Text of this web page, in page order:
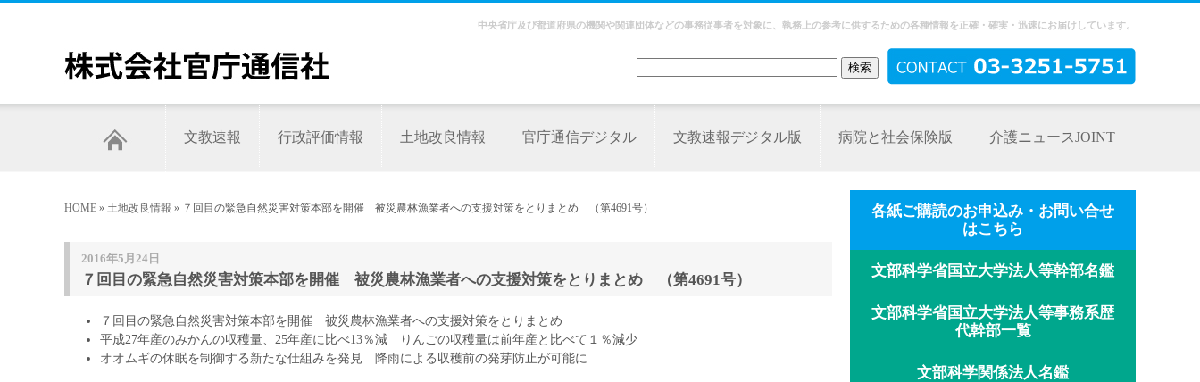
中央省庁及び都道府県の機関や関連団体などの事務従事者を対象に、執務上の参考に供するための各種情報を正確・確実・迅速にお届けしています。
文教速報 行政評価情報 土地改良情報 官庁通信デジタル 文教速報デジタル版 病院と社会保険版 介護ニュースJOINT
HOME » 土地改良情報 » ７回目の緊急自然災害対策本部を開催 被災農林漁業者への支援対策をとりまとめ （第4691号）
2016年5月24日
７回目の緊急自然災害対策本部を開催 被災農林漁業者への支援対策をとりまとめ （第4691号）
７回目の緊急自然災害対策本部を開催 被災農林漁業者への支援対策をとりまとめ
平成27年産のみかんの収穫量、25年産に比べ13％減 りんごの収穫量は前年産と比べて１％減少
オオムギの休眠を制御する新たな仕組みを発見 降雨による収穫前の発芽防止が可能に
各紙ご購読のお申込み・お問い合せ
はこちら
文部科学省国立大学法人等幹部名鑑
文部科学省国立大学法人等事務系歴
代幹部一覧
文部科学関係法人名鑑